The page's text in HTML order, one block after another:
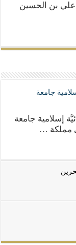
علي بن الحسين
جامعة
إسلامية جامعة
مملكة …